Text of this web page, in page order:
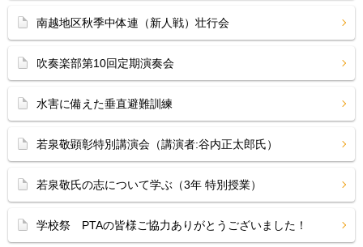
南越地区秋季中体連（新人戦）壮行会
吹奏楽部第10回定期演奏会
水害に備えた垂直避難訓練
若泉敬顕彰特別講演会（講演者:谷内正太郎氏）
若泉敬氏の志について学ぶ（3年 特別授業）
学校祭 PTAの皆様ご協力ありがとうございました！